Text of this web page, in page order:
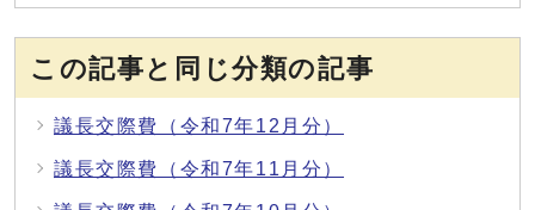
この記事と同じ分類の記事
議長交際費（令和7年12月分）
議長交際費（令和7年11月分）